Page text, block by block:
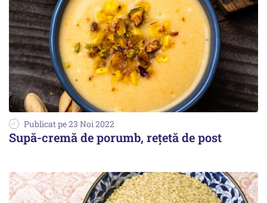
Publicat pe 23 Noi 2022
Supă-cremă de porumb, reţetă de post